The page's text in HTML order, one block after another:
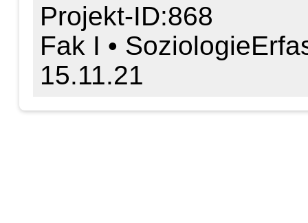
Projekt-ID:868
Fak I • Soziologie
15.11.21